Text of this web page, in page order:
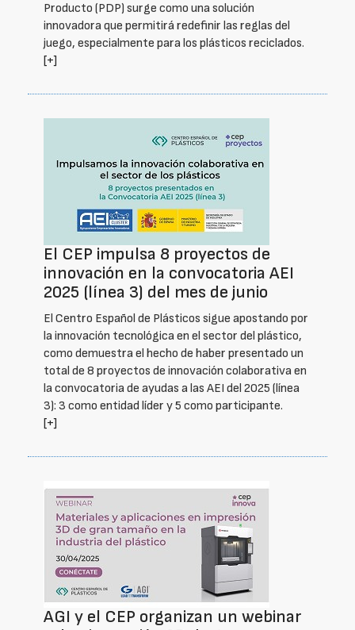
Producto (PDP) surge como una solución
innovadora que permitirá redefinir las reglas del
juego, especialmente para los plásticos reciclados.
[+]
El CEP impulsa 8 proyectos de
innovación en la convocatoria AEI
2025 (línea 3) del mes de junio
El Centro Español de Plásticos sigue apostando por
la innovación tecnológica en el sector del plástico,
como demuestra el hecho de haber presentado un
total de 8 proyectos de innovación colaborativa en
la convocatoria de ayudas a las AEI del 2025 (línea
3): 3 como entidad líder y 5 como participante.
[+]
AGI y el CEP organizan un webinar